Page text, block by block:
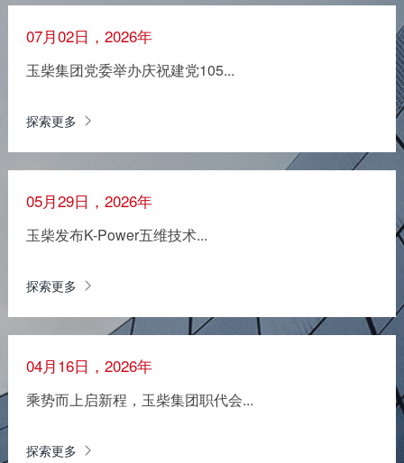
07月02日，2026年
玉柴集团党委举办庆祝建党105...
探索更多
05月29日，2026年
玉柴发布K-Power五维技术...
探索更多
04月16日，2026年
乘势而上启新程，玉柴集团职代会...
探索更多